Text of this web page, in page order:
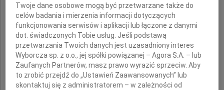
dr. Maciejowi Sterlińskiemu
serdeczne wyrazy współczucia
z powodu śmierci
Twoje dane osobowe mogą być przetwarzane także do
celów badania i mierzenia informacji dotyczących
funkcjonowania serwisów i aplikacji lub łączone z danymi
dot. świadczonych Tobie usług. Jeśli podstawą
przetwarzania Twoich danych jest uzasadniony interes
Wyborcza sp. z o.o., jej spółki powiązanej – Agora S.A. – lub
Zaufanych Partnerów, masz prawo wyrazić sprzeciw. Aby
to zrobić przejdź do „Ustawień Zaawansowanych” lub
skontaktuj się z administratorem – w zależności od